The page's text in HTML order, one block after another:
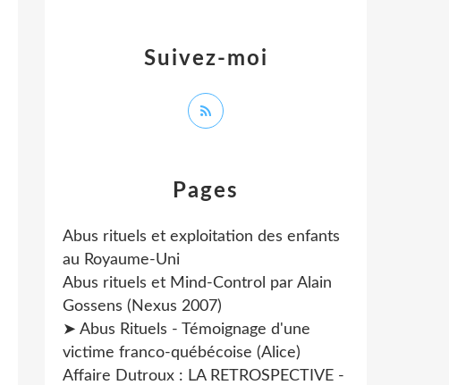
Pages
Abus rituels et exploitation des enfants
au Royaume-Uni
Abus rituels et Mind-Control par Alain
Gossens (Nexus 2007)
➤ Abus Rituels - Témoignage d'une
victime franco-québécoise (Alice)
Affaire Dutroux : LA RETROSPECTIVE -
Suivez-moi